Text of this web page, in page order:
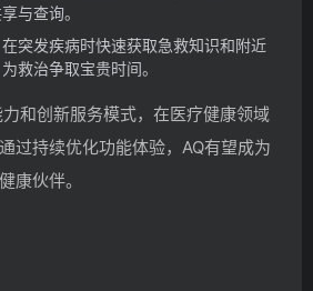
与查询。
在突发疾病时快速获取急救知识和附近
救治争取宝贵时间。
和创新服务模式，在医疗健康领域
过持续优化功能体验，AQ有望成为
康伙伴。